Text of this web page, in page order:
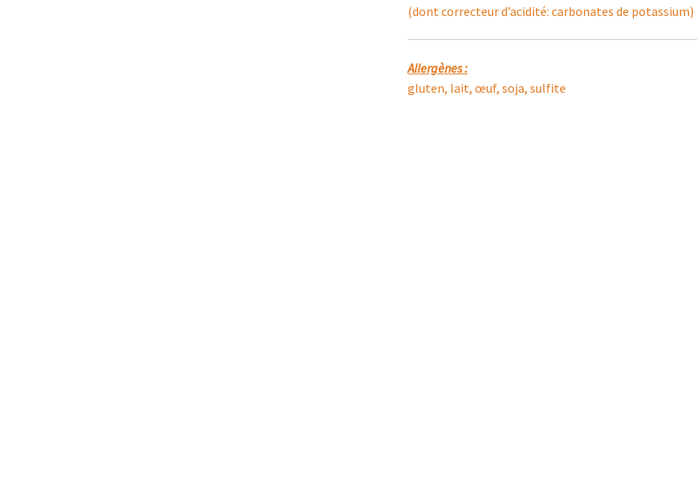
(dont correcteur d’acidité: carbonates de potassium)
Allergènes :
gluten, lait, œuf, soja, sulfite